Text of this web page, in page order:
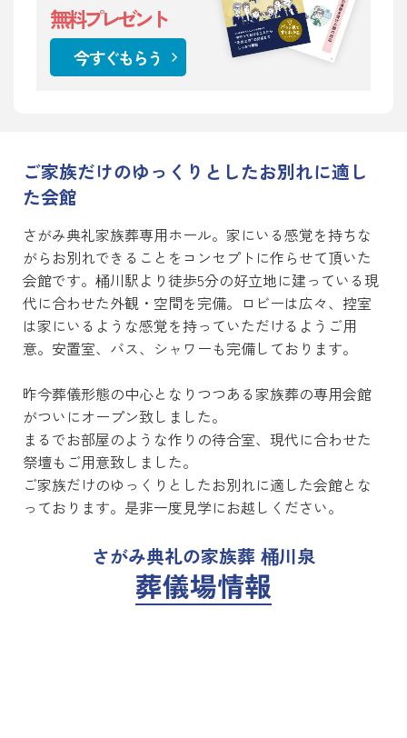
無料プレゼント
今すぐもらう
ご家族だけのゆっくりとしたお別れに適し
た会館
さがみ典礼家族葬専用ホール。家にいる感覚を持ちな
がらお別れできることをコンセプトに作らせて頂いた
会館です。桶川駅より徒歩5分の好立地に建っている現
代に合わせた外観・空間を完備。ロビーは広々、控室
は家にいるような感覚を持っていただけるようご用
意。安置室、バス、シャワーも完備しております。
昨今葬儀形態の中心となりつつある家族葬の専用会館
がついにオープン致しました。
まるでお部屋のような作りの待合室、現代に合わせた
祭壇もご用意致しました。
ご家族だけのゆっくりとしたお別れに適した会館とな
っております。是非一度見学にお越しください。
さがみ典礼の家族葬 桶川泉
葬儀場情報